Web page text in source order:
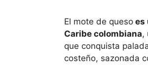
El mote de queso es
Caribe colombiana,
que conquista
costeño, sazonada